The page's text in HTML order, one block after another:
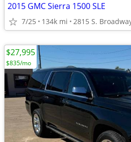
2015 GMC Sierra 1500 SLE
7/25 134k mi 2815 S.
$27,995
$835/mo